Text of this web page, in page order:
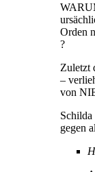
Orden
?
Zuletzt
–
von
gegen